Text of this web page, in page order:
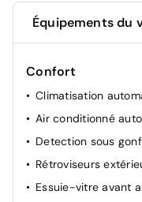
Régulateur de
Équipements du
Confort
Climatisation
Air conditionné
Detection sous
Rétroviseurs
Essuie-vitre avant